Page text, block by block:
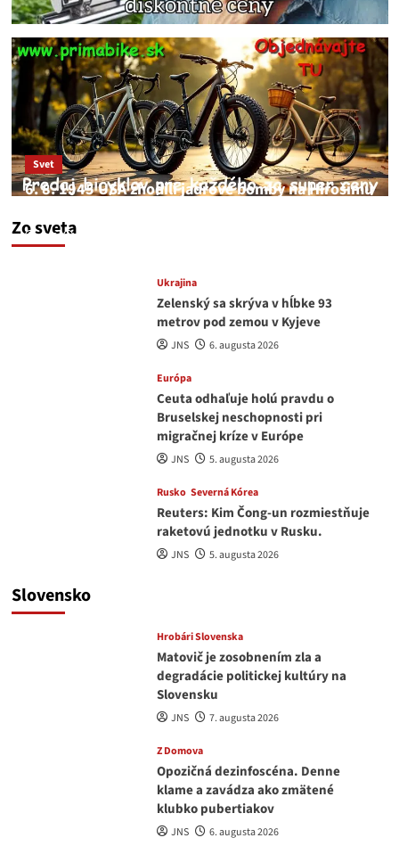
Zo sveta
Svet
6. 8. 1945 USA zhodili jadrové bomby na Hirošimu
JNS
Ukrajina
Zelenský sa skrýva v hĺbke 93
metrov pod zemou v Kyjeve
JNS 6. augusta 2026
Európa
Ceuta odhaľuje holú pravdu o
Bruselskej neschopnosti pri
migračnej kríze v Európe
JNS 5. augusta 2026
Rusko Severná Kórea
Reuters: Kim Čong-un rozmiestňuje
raketovú jednotku v Rusku.
JNS 5. augusta 2026
Slovensko
Hrobári Slovenska
Matovič je zosobnením zla a
degradácie politickej kultúry na
Slovensku
JNS 7. augusta 2026
Z Domova
Opozičná dezinfoscéna. Denne
klame a zavádza ako zmätené
klubko pubertiakov
JNS 6. augusta 2026